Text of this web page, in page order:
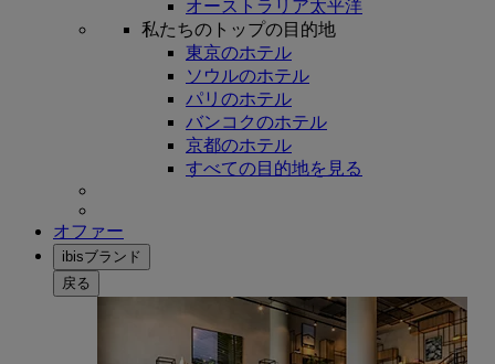
オーストラリア太平洋
私たちのトップの目的地
東京のホテル
ソウルのホテル
パリのホテル
バンコクのホテル
京都のホテル
すべての目的地を見る
オファー
ibisブランド
戻る